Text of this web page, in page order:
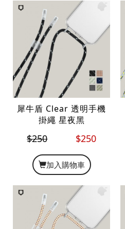
犀牛盾 Clear 透明手機
掛繩 星夜黑
$250 $250
加入購物車